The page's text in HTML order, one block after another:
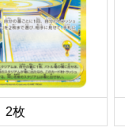
2枚